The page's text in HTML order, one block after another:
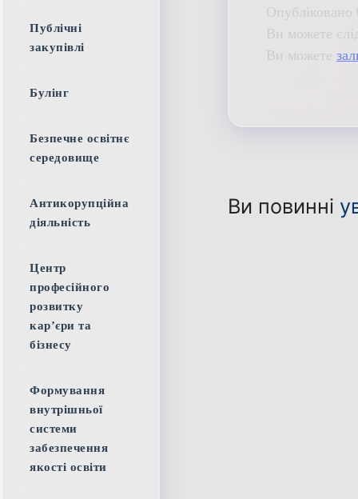
Ви можете
Ви можете
Ви повинні
Публічні
закупівлі
Булінг
Безпечне освітнє
середовище
Антикорупційна
діяльність
Центр
професійного
розвитку
кар’єри та
бізнесу
Формування
внутрішньої
системи
забезпечення
якості освіти